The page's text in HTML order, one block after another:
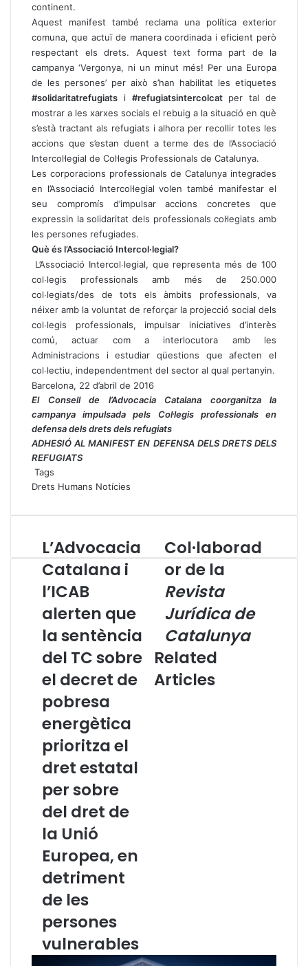
continent.
Aquest manifest també reclama una política exterior
comuna, que actuï de manera coordinada i eficient però
respectant els drets. Aquest text forma part de la
campanya ‘Vergonya, ni un minut més! Per una Europa
de les persones’ per això s’han habilitat les etiquetes
#solidaritatrefugiats i #refugiatsintercolcatper tal de
mostrar a les xarxes socials el rebuig a la situació en què
s’està tractant als refugiats i alhora per recollir totes les
accions que s’estan duent a terme des de l’Associació
Intercol·legial de Col·legis Professionals de Catalunya.
Les corporacions professionals de Catalunya integrades
en l’Associació Intercol·legial volen també manifestar el
seu compromís d’impulsar accions concretes que
expressin la solidaritat dels professionals col·legiats amb
les persones refugiades.
Què és l’Associació Intercol∙legial?
L’Associació Intercol∙legial, que representa més de 100
col∙legis professionals amb més de 250.000
col∙legiats/des de tots els àmbits professionals, va
néixer amb la voluntat de reforçar la projecció social dels
col∙legis professionals, impulsar iniciatives d’interès
comú, actuar com a interlocutora amb les
Administracions i estudiar qüestions que afecten el
col∙lectiu, independentment del sector al qual pertanyin.
Barcelona, 22 d’abril de 2016
El Consell de l’Advocacia Catalana coorganitza la
campanya impulsada pels Col·legis professionals en
defensa dels drets dels refugiats
ADHESIÓ AL MANIFEST EN DEFENSA DELS DRETS DELS
REFUGIATS
Tags
Drets Humans Notícies
L
’
A
d
o
c
a
c
a
C
t
a
a
n
i
I
C
B
a
l
e
L’Advocacia
Catalana i
l’ICAB
alerten que
la sentència
del TC sobre
el decret de
pobresa
energètica
prioritza el
dret estatal
per sobre
del dret de
la Unió
Europea, en
detriment
de les
persones
vulnerables
C
o
l
a
b
o
r
d
i
Col·laborad
or de la
Revista
Jurídica de
Catalunya
Related
Articles